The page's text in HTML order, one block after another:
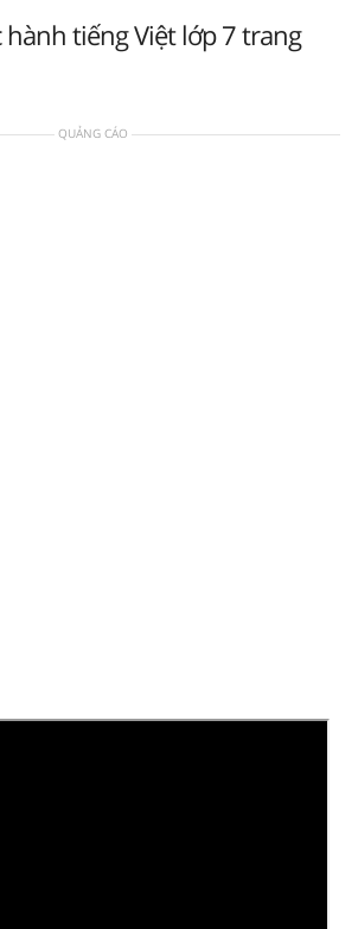
hành tiếng Việt lớp 7 trang
QUẢNG CÁO